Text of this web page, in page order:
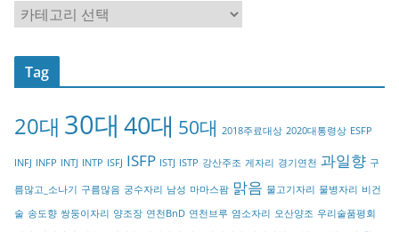
a
t
o
y
Tag
20대 30대 40대 50대 2018주료대상 2020대통령상 ESFP
INFJ INFP INTJ INTP ISFJ ISFP ISTJ ISTP 강산주조 게자리 경기연천 과일향 구
름많고_소나기 구름많음 궁수자리 남성 마마스팜 맑음 물고기자리 물병자리 비건
술 송도향 쌍둥이자리 양조장 연천BnD 연천브루 염소자리 오산양조 우리술품평회